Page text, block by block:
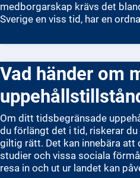
medborgarskap krävs det
Sverige en viss tid, har en
Migrationsverkets e-tjänst,
handläggningen ta flera
beslut hemskickat. Att vara
du har fulla rättigheter i
riksdagsvalet.
Vad händer om mitt
Om ditt tidsbegränsade
du förlängt det i tid, riskerar
giltig rätt. Det kan innebära
studier och vissa sociala
resa in och ut ur landet kan